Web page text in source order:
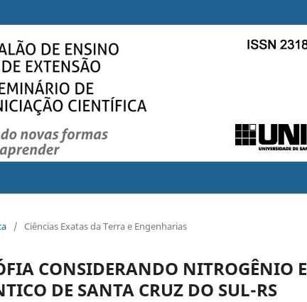
/ Ciências Exatas da Terra e Engenharias
CONSIDERANDO NITROGÊNIO E
DE SANTA CRUZ DO SUL-RS